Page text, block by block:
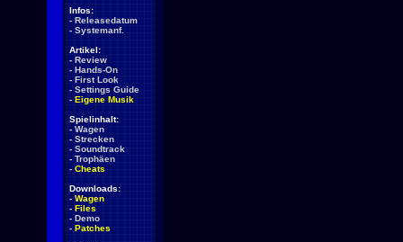
Infos:
- Releasedatum
- Systemanf.
Artikel:
- Review
- Hands-On
- First Look
- Settings Guide
- Eigene Musik
Spielinhalt:
- Wagen
- Strecken
- Soundtrack
- Trophäen
- Cheats
Downloads:
- Wagen
- Files
- Demo
- Patches